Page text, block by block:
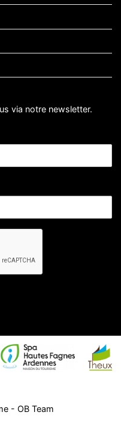
via notre newsletter.
- OB Team